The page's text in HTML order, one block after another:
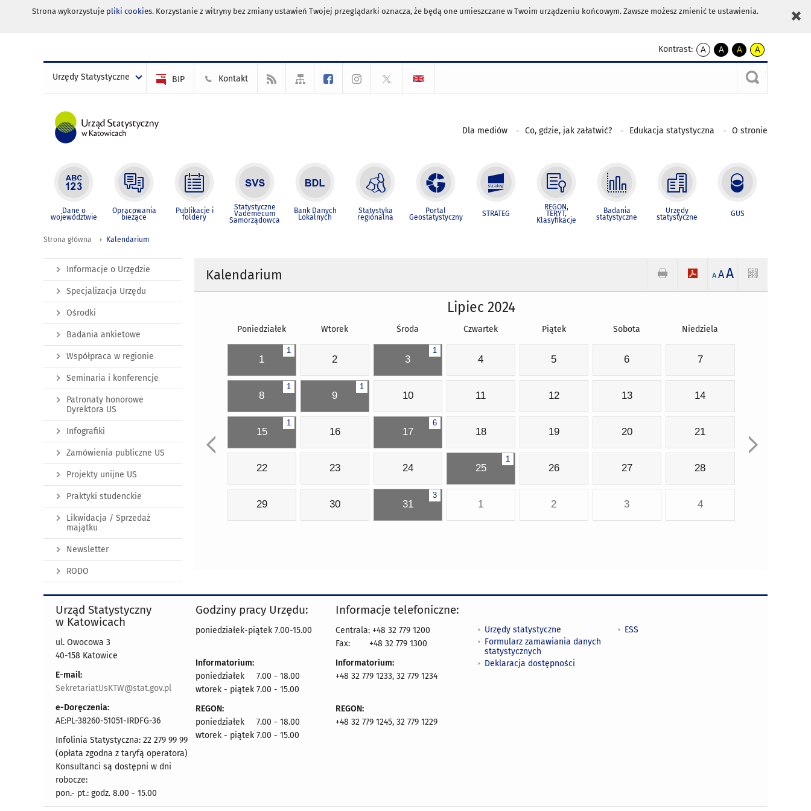
Strona wykorzystuje pliki cookies. Korzystanie z witryny bez zmiany ustawień Twojej przeglądarki oznacza, że będą one umieszczane w Twoim urządzeniu końcowym. Zawsze możesz zmienić te ustawienia.
Kontrast:
A
kontrast
A
kontrast
czarnym
A
kontrast
żółty
tekst
czarnym
A
kontrast
czarny
tekst
żółtym
Urzędy Statystyczne BIP Kontakt
Dla mediów Co, gdzie, jak załatwić? Edukacja statystyczna O stronie
Dane o
województwie
Opracowania
bieżące
Publikacje i
foldery
Statystyczne
Vademecum
Samorządowca
Bank Danych
Lokalnych
Statystyka
regionalna
Portal
Geostatystyczny STRATEG
REGON,
TERYT,
Klasyfikacje
Badania
statystyczne
Urzędy
statystyczne GUS
Strona główna Kalendarium
Kalendarium A AA
Lipiec 2024
Poniedziałek Wtorek Środa Czwartek Piątek Sobota Niedziela
1
1 2
1
3 4 5 6 7
1
8
1
9 10 11 12 13 14
1
15 16
6
17 18 19 20 21
22 23 24
1
25 26 27 28
29 30
3
31 1 2 3 4
Informacje o Urzędzie
Specjalizacja Urzędu
Ośrodki
Badania ankietowe
Współpraca w regionie
Seminaria i konferencje
Patronaty honorowe
Dyrektora US
Infografiki
Zamówienia publiczne US
Projekty unijne US
Praktyki studenckie
Likwidacja / Sprzedaż
majątku
Newsletter
RODO
Urząd Statystyczny
w Katowicach
ul. Owocowa 3
40-158 Katowice
E-mail:
SekretariatUsKTW@stat.gov.pl
e-Doręczenia:
AE:PL-38260-51051-IRDFG-36
Infolinia Statystyczna: 22 279 99 99
(opłata zgodna z taryfą operatora)
Konsultanci są dostępni w dni
robocze:
pon.- pt.: godz. 8.00 - 15.00
Godziny pracy Urzędu:
poniedziałek-piątek 7.00-15.00
Informatorium:
poniedziałek 7.00 - 18.00
wtorek - piątek 7.00 - 15.00
REGON:
poniedziałek 7.00 - 18.00
wtorek - piątek 7.00 - 15.00
Informacje telefoniczne:
Centrala: +48 32 779 1200
Fax:
+48 32 779 1300
Informatorium:
+48 32 779 1233, 32 779 1234
REGON:
+48 32 779 1245, 32 779 1229
Urzędy statystyczne
Formularz zamawiania danych
statystycznych
Deklaracja dostępności
ESS